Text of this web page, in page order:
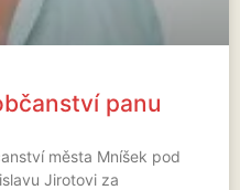
panu
města Mníšek pod
Jirotovi za